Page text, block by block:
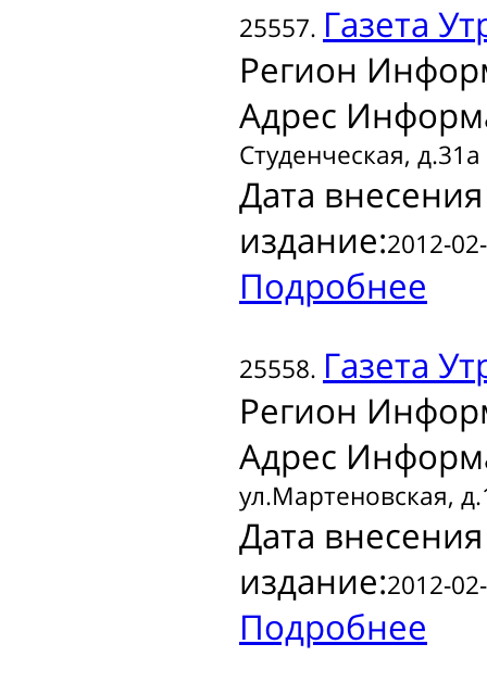
25557. Газета
Регион
Адрес
Студенческая, д.31а
Дата
издание:2012-
Подробнее
25558. Газета
Регион
Адрес
ул.Мартеновская,
Дата
издание:2012-
Подробнее